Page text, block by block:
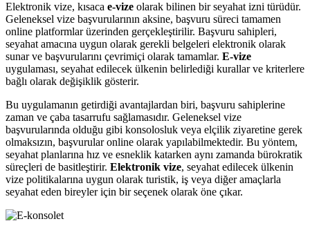
Elektronik vize, kısaca e-vize olarak bilinen bir seyahat izni türüdür.
Geleneksel vize başvurularının aksine, başvuru süreci tamamen
online platformlar üzerinden gerçekleştirilir. Başvuru sahipleri,
seyahat amacına uygun olarak gerekli belgeleri elektronik olarak
sunar ve başvurularını çevrimiçi olarak tamamlar. E-vize
uygulaması, seyahat edilecek ülkenin belirlediği kurallar ve kriterlere
bağlı olarak değişiklik gösterir.
Bu uygulamanın getirdiği avantajlardan biri, başvuru sahiplerine
zaman ve çaba tasarrufu sağlamasıdır. Geleneksel vize
başvurularında olduğu gibi konsolosluk veya elçilik ziyaretine gerek
olmaksızın, başvurular online olarak yapılabilmektedir. Bu yöntem,
seyahat planlarına hız ve esneklik katarken aynı zamanda bürokratik
süreçleri de basitleştirir. Elektronik vize, seyahat edilecek ülkenin
vize politikalarına uygun olarak turistik, iş veya diğer amaçlarla
seyahat eden bireyler için bir seçenek olarak öne çıkar.